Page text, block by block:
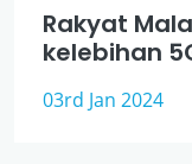
Rakyat
kelebihan
03rd Jan 2024